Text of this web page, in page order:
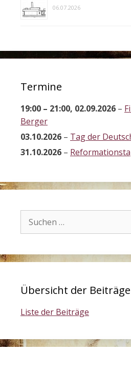
06.07.2026
Termine
19:00 – 21:00, 02.09.2026 –
Berger
03.10.2026 – Tag der
31.10.2026 –
nach:
Übersicht der Beiträge
Liste der Beiträge